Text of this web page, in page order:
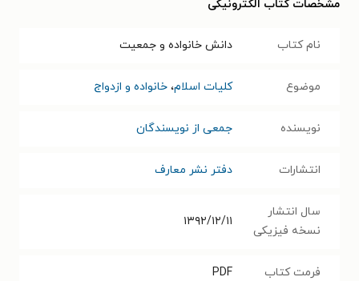
مشخصات کتاب الکترونیکی
نام کتاب دانش خانواده و جمعیت
موضوع کلیات اسلام، خانواده و ازدواج
نویسنده جمعی از نویسندگان
انتشارات دفتر نشر معارف
سال انتشار
نسخه فیزیکی
۱۳۹۲/۱۲/۱۱
فرمت کتاب PDF